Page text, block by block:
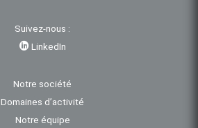
Suivez-nous :
LinkedIn
Notre société
Domaines d’activité
Notre équipe